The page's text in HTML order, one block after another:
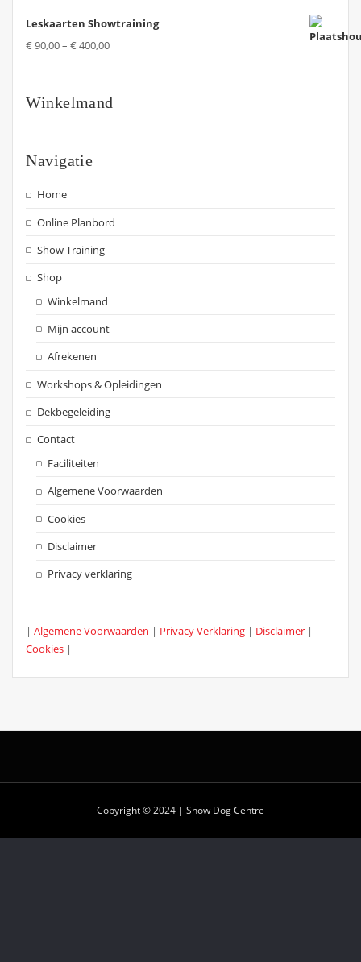
Leskaarten Showtraining
€ 90,00–€ 400,00
Winkelmand
Navigatie
Home
Online Planbord
Show Training
Shop
Winkelmand
Mijn account
Afrekenen
Workshops & Opleidingen
Dekbegeleiding
Contact
Faciliteiten
Algemene Voorwaarden
Cookies
Disclaimer
Privacy verklaring
|Algemene Voorwaarden | Privacy Verklaring | Disclaimer |
Cookies |
Copyright © 2024 | Show Dog Centre